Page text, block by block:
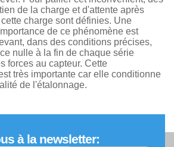
de la charge et d'attente après
charge sont définies. Une
de ce phénomène est
dans des conditions précises,
nulle à la fin de chaque série
forces au capteur. Cette
très importante car elle conditionne
de l'étalonnage.
à la newsletter: